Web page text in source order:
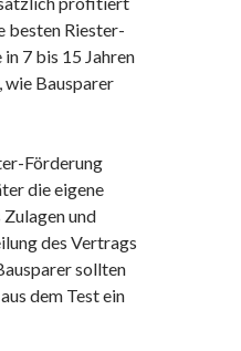
besten Riester-
7 bis 15 Jahren
wie Bausparer
Förderung
die eigene
und
des Vertrags
sollten
dem Test ein